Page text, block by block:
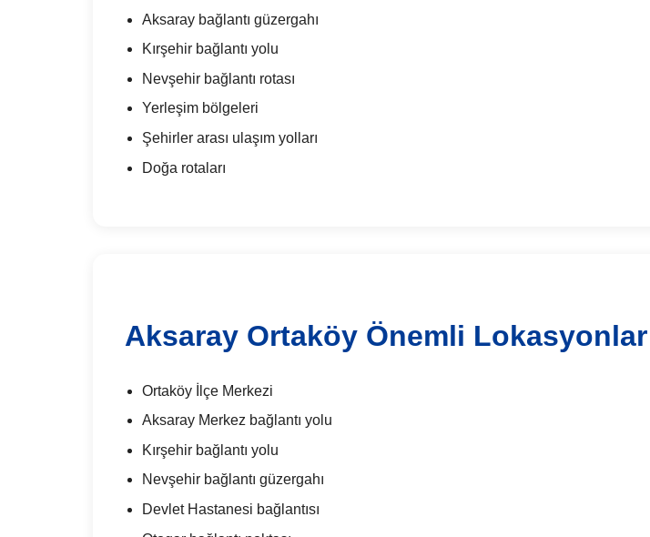
Aksaray bağlantı güzergahı
Kırşehir bağlantı yolu
Nevşehir bağlantı rotası
Yerleşim bölgeleri
Şehirler arası ulaşım yolları
Doğa rotaları
Aksaray Ortaköy Önemli Lokasyonlar
Ortaköy İlçe Merkezi
Aksaray Merkez bağlantı yolu
Kırşehir bağlantı yolu
Nevşehir bağlantı güzergahı
Devlet Hastanesi bağlantısı